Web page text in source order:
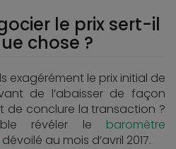
le prix sert-il
chose ?
exagérément le prix initial de
de l’abaisser de façon
de conclure la transaction ?
révéler le baromètre
dévoilé au mois d’avril 2017.